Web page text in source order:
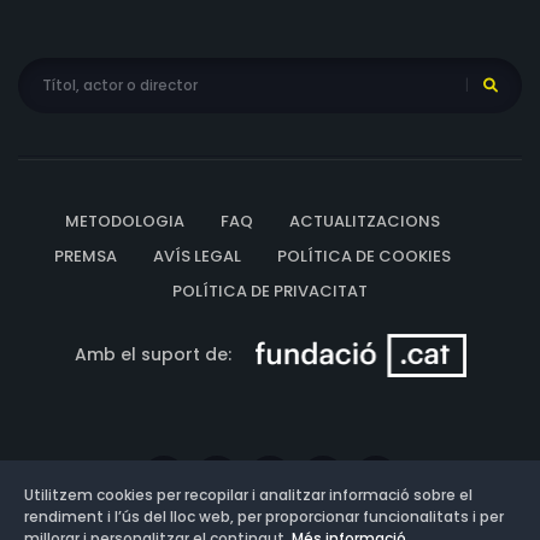
METODOLOGIA FAQ
ACTUALITZACIONS
PREMSA
AVÍS LEGAL
POLÍTICA DE COOKIES
POLÍTICA DE PRIVACITAT
Amb el suport de:
Utilitzem cookies per recopilar i analitzar informació sobre el
rendiment i l’ús del lloc web, per proporcionar funcionalitats i per